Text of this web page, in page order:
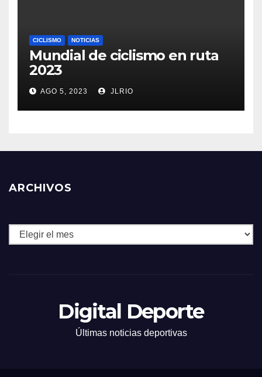
CICLISMO NOTICIAS
Mundial de ciclismo en ruta
2023
AGO 5, 2023 JLRIO
ARCHIVOS
Archivos
Digital Deporte
Últimas noticias deportivas